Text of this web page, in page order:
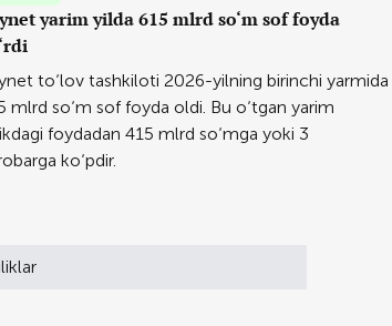
yarim yilda 615 mlrd so‘m sof foyda
to‘lov tashkiloti 2026-yilning birinchi yarmida
mlrd so‘m sof foyda oldi. Bu o‘tgan yarim
foydadan 415 mlrd so‘mga yoki 3
ko‘pdir.